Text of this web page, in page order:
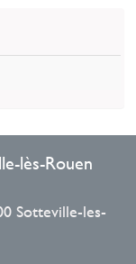
lès-Rouen
Sotteville-les-